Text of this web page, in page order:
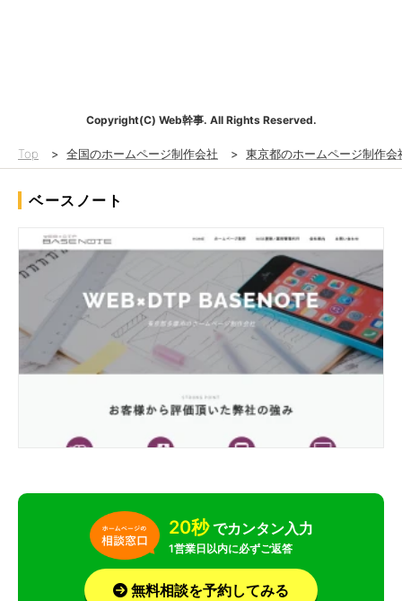
Copyright(C) Web幹事. All Rights Reserved.
Top > 全国のホームページ制作会社 > 東京都のホームページ制作会
ベースノート
20秒でカンタン入力
1営業日以内に必ずご返答
無料相談を予約してみる